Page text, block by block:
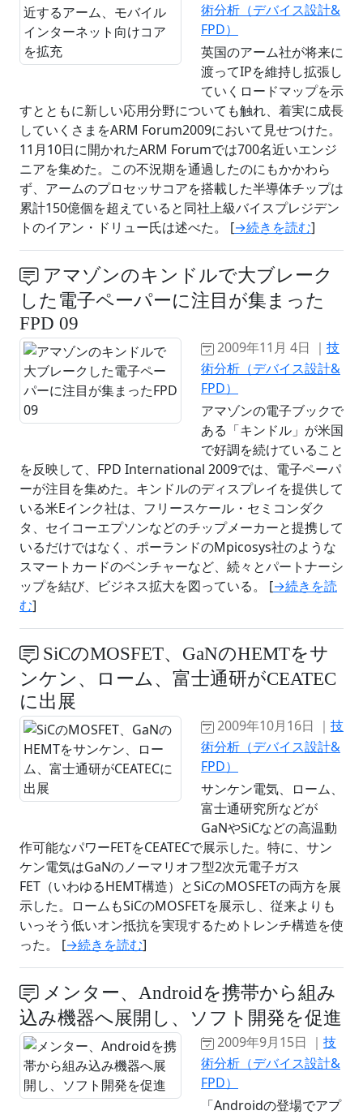
術分析（デバイス設計&
FPD）
英国のアーム社が将来に
渡ってIPを維持し拡張し
ていくロードマップを示
すとともに新しい応用分野についても触れ、着実に成長
していくさまをARM Forum2009において見せつけた。
11月10日に開かれたARM Forumでは700名近いエンジ
ニアを集めた。この不況期を通過したのにもかかわら
ず、アームのプロセッサコアを搭載した半導体チップは
累計150億個を超えていると同社上級バイスプレジデン
トのイアン・ドリュー氏は述べた。 [→続きを読む]
アマゾンのキンドルで大ブレーク
した電子ペーパーに注目が集まった
FPD 09
2009年11月 4日 ｜ 技
術分析（デバイス設計&
FPD）
アマゾンの電子ブックで
ある「キンドル」が米国
で好調を続けていること
を反映して、FPD International 2009では、電子ペーパ
ーが注目を集めた。キンドルのディスプレイを提供して
いる米Eインク社は、フリースケール・セミコンダク
タ、セイコーエプソンなどのチップメーカーと提携して
いるだけではなく、ポーランドのMpicosys社のような
スマートカードのベンチャーなど、続々とパートナーシ
ップを結び、ビジネス拡大を図っている。 [→続きを読
む]
SiCのMOSFET、GaNのHEMTをサ
ンケン、ローム、富士通研がCEATEC
に出展
2009年10月16日 ｜ 技
術分析（デバイス設計&
FPD）
サンケン電気、ローム、
富士通研究所などが
GaNやSiCなどの高温動
作可能なパワーFETをCEATECで展示した。特に、サン
ケン電気はGaNのノーマリオフ型2次元電子ガス
FET（いわゆるHEMT構造）とSiCのMOSFETの両方を展
示した。ロームもSiCのMOSFETを展示し、従来よりも
いっそう低いオン抵抗を実現するためトレンチ構造を使
った。 [→続きを読む]
メンター、Androidを携帯から組み
込み機器へ展開し、ソフト開発を促進
2009年9月15日 ｜ 技
術分析（デバイス設計&
FPD）
「Androidの登場でアプ